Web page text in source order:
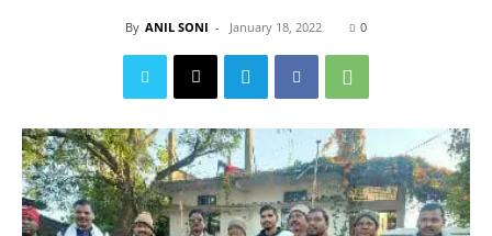
By ANIL SONI - January 18, 2022 0